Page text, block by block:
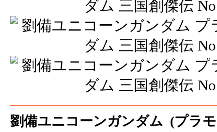
劉備ユニコーンガンダム (プラ